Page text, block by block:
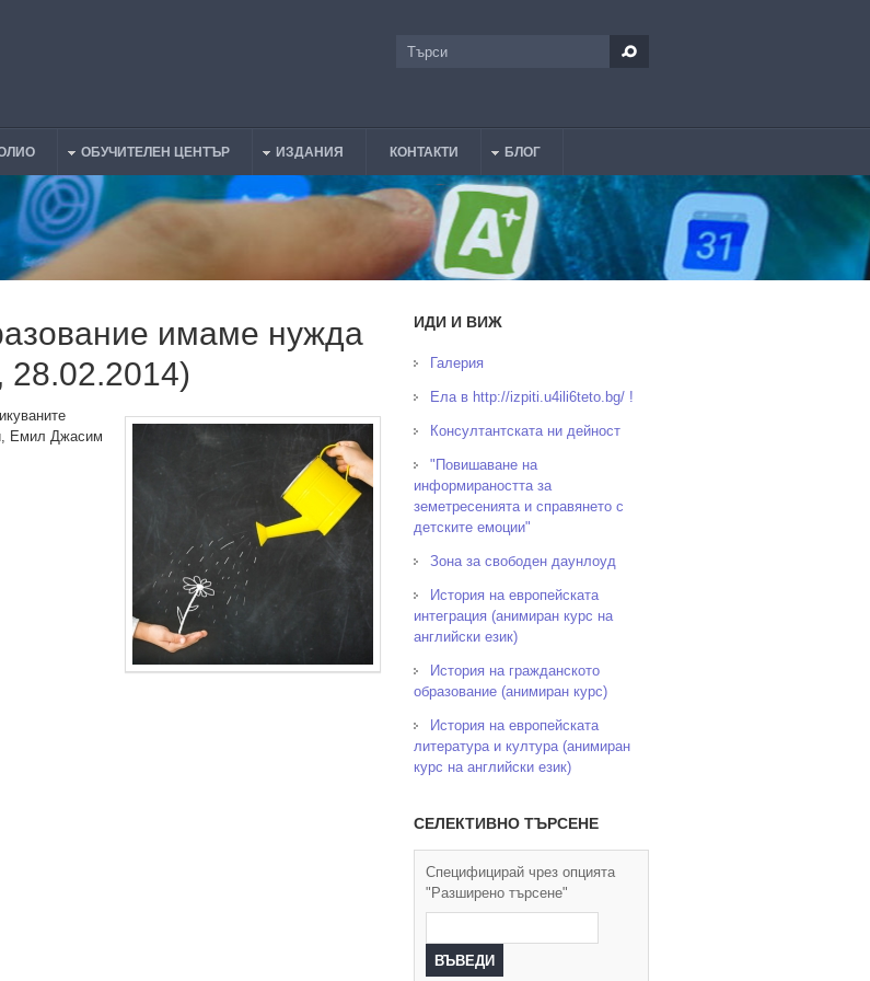
Търси
ОБУЧИТЕЛЕН ЦЕНТЪР ИЗДАНИЯ КОНТАКТИ БЛОГ
имаме нужда
28.02.2014)
Емил Джасим
ИДИ И ВИЖ
Галерия
Ела в http://izpiti.u4ili6teto.bg/ !
Консултантската ни дейност
"Повишаване на
информираността за
земетресенията и справянето с
детските емоции"
Зона за свободен даунлоуд
История на европейската
интеграция (анимиран курс на
английски език)
История на гражданското
образование (анимиран курс)
История на европейската
литература и култура (анимиран
курс на английски език)
СЕЛЕКТИВНО ТЪРСЕНЕ
Специфицирай чрез опцията
"Разширено търсене"